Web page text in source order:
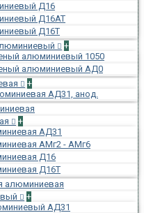
Д16
Д16АТ
Д16Т
+
алюминиевый 1050
алюминиевый АД0
+
АД31, анод.
+
АД31
АМг2 - АМг6
Д16
Д16Т
алюминиевая
+
АД31